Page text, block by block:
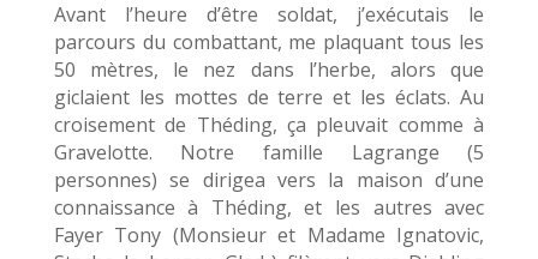
Avant l’heure d’être soldat, j’exécutais le
parcours du combattant, me plaquant tous les
50 mètres, le nez dans l’herbe, alors que
giclaient les mottes de terre et les éclats. Au
croisement de Théding, ça pleuvait comme à
Gravelotte. Notre famille Lagrange (5
personnes) se dirigea vers la maison d’une
connaissance à Théding, et les autres avec
Fayer Tony (Monsieur et Madame Ignatovic,